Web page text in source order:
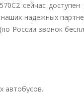
сейчас доступен
надежных
России звонок
автобусов.